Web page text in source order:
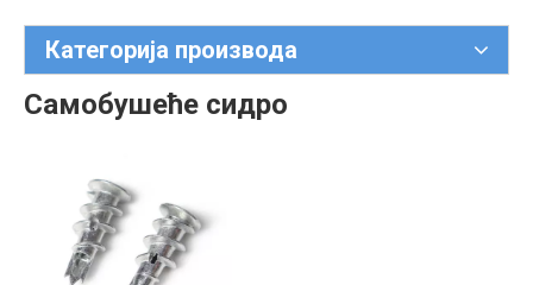
Категорија производа
Самобушеће сидро